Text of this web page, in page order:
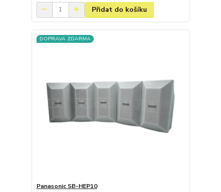
Přidat do košíku
DOPRAVA ZDARMA
Panasonic SB-HEP10